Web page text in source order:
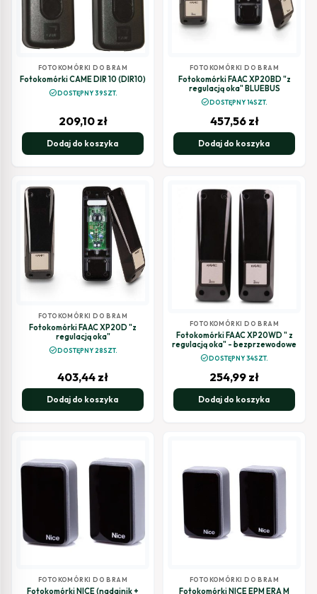
FOTOKOMÓRKI DO BRAM
Fotokomórki CAME DIR 10 (DIR10)
check_circleDOSTĘPNY 39SZT.
209,10 zł
Dodaj do koszyka
FOTOKOMÓRKI DO BRAM
Fotokomórki FAAC XP20BD "z
regulacją oka" BLUEBUS
check_circleDOSTĘPNY 14SZT.
457,56 zł
Dodaj do koszyka
FOTOKOMÓRKI DO BRAM
Fotokomórki FAAC XP20D "z
regulacją oka"
check_circleDOSTĘPNY 28SZT.
403,44 zł
Dodaj do koszyka
FOTOKOMÓRKI DO BRAM
Fotokomórki FAAC XP20WD " z
regulacją oka" - bezprzewodowe
check_circleDOSTĘPNY 34SZT.
254,99 zł
Dodaj do koszyka
FOTOKOMÓRKI DO BRAM
Fotokomórki NICE (nadajnik +
FOTOKOMÓRKI DO BRAM
Fotokomórki NICE EPM ERA M